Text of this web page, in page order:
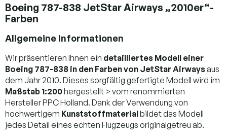
Boeing 787-838 JetStar Airways „2010er“-
Farben
Allgemeine Informationen
Wir präsentieren Ihnen ein detailliertes Modell einer
Boeing 787-838 in den Farben von JetStar Airwaysaus
dem Jahr 2010. Dieses sorgfältig gefertigte Modell wird im
Maßstab 1:200hergestellt > vom renommierten
Hersteller PPC Holland. Dank der Verwendung von
hochwertigem Kunststoffmaterialbildet das Modell
jedes Detail eines echten Flugzeugs originalgetreu ab.